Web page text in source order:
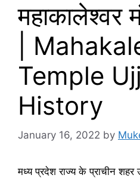
महाकालेश्वर
|
Temple
History
January 16, 2022 by
मध्य प्रदेश राज्य के प्राचीन